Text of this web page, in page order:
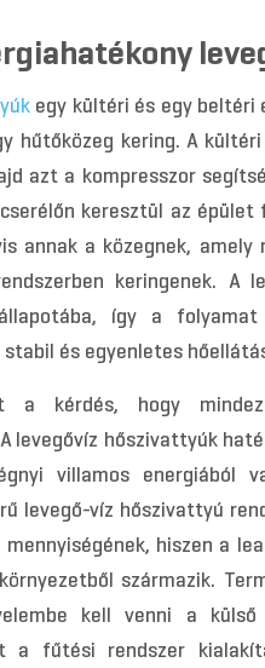
egy kültéri és egy beltéri
hűtőközeg kering. A
azt a kompresszor
keresztül az
annak a közegnek,
keringenek. A
így a
és egyenletes
a kérdés, hogy
levegővíz hőszivattyúk
villamos energiából
levegő-víz hőszivattyú
hiszen a
származik.
kell venni a
a fűtési rendszer